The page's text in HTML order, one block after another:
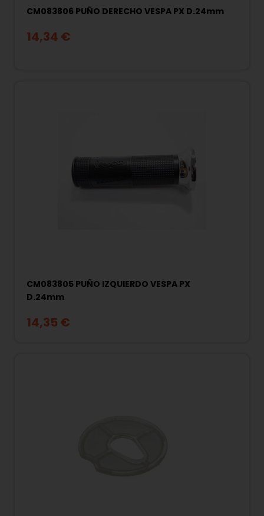
CM083806 PUÑO DERECHO VESPA PX D.24mm
14,34 €
CM083805 PUÑO IZQUIERDO VESPA PX
D.24mm
14,35 €